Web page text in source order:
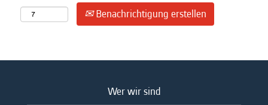
Benachrichtigung erstellen
Wer wir sind